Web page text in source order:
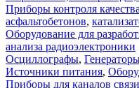
Приборы контроля
асфальтобетонов,
Оборудование для
анализа радиоэлектроники
Осциллографы,
Источники питания,
Приборы для каналов связи